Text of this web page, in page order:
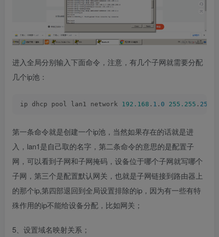
进入全局分别输入下面命令，注意，有几个子网就需要分配
几个ip池：
ip dhcp pool lan1 network 192.168 . 1 . 0 255.255 . 255
第一条命令就是创建一个ip池，当然如果存在的话就是进
入，lan1是自己取的名字，第二条命令的意思的是配置子
网，可以看到子网和子网掩码，设备位于哪个子网就写哪个
子网，第三个是配置默认网关，也就是子网链接到路由器上
的那个ip,第四部退回到全局设置排除的ip，因为有一些有特
殊作用的ip不能给设备分配，比如网关；
5、设置域名映射关系；